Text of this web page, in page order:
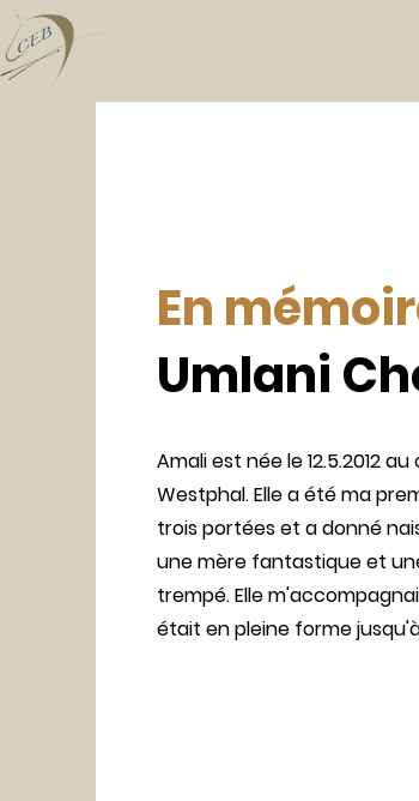
En
Umlani
Amali est née le 12.5.2012
Westphal. Elle a été ma
trois portées et a donné
une mère fantastique et
trempé. Elle
était en pleine forme